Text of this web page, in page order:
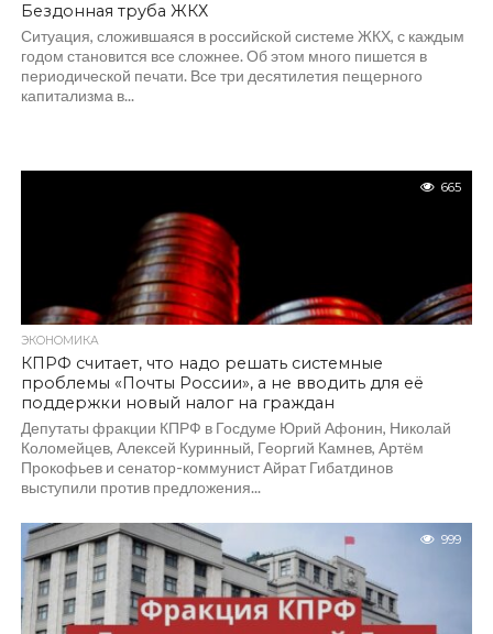
Бездонная труба ЖКХ
Ситуация, сложившаяся в российской системе ЖКХ, с каждым
годом становится все сложнее. Об этом много пишется в
периодической печати. Все три десятилетия пещерного
капитализма в...
665
ЭКОНОМИКА
КПРФ считает, что надо решать системные
проблемы «Почты России», а не вводить для её
поддержки новый налог на граждан
Депутаты фракции КПРФ в Госдуме Юрий Афонин, Николай
Коломейцев, Алексей Куринный, Георгий Камнев, Артём
Прокофьев и сенатор-коммунист Айрат Гибатдинов
выступили против предложения...
999